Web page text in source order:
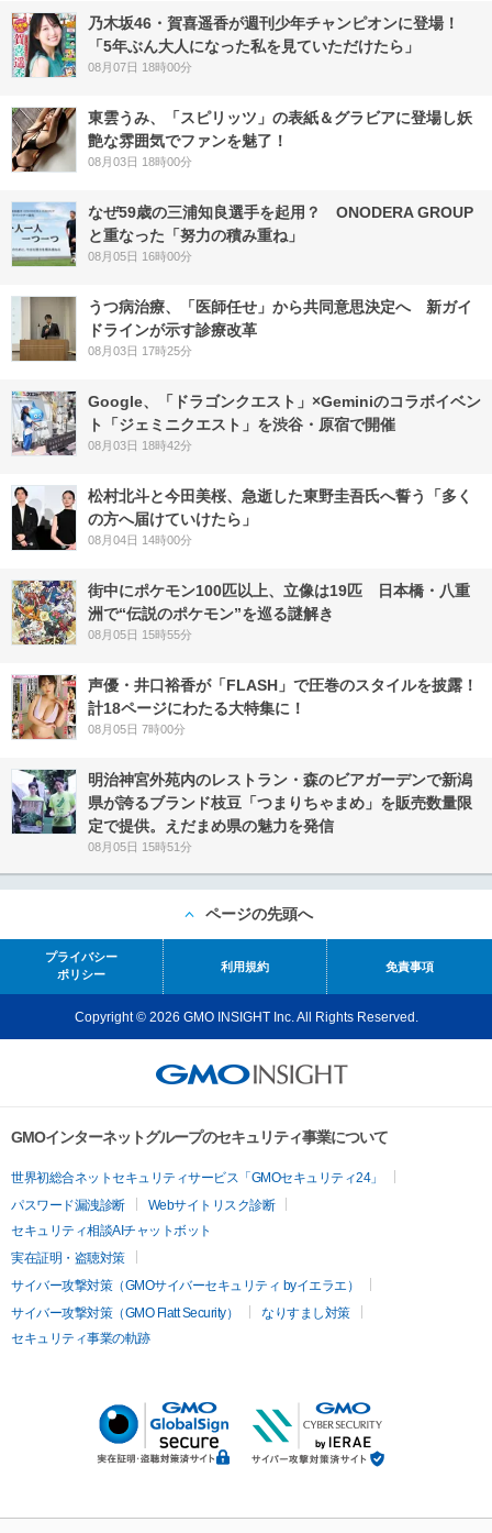
乃木坂46・賀喜遥香が週刊少年チャンピオンに登場！
「5年ぶん大人になった私を見ていただけたら」
08月07日 18時00分
東雲うみ、「スピリッツ」の表紙＆グラビアに登場し妖
艶な雰囲気でファンを魅了！
08月03日 18時00分
なぜ59歳の三浦知良選手を起用？ ONODERA GROUP
と重なった「努力の積み重ね」
08月05日 16時00分
うつ病治療、「医師任せ」から共同意思決定へ 新ガイ
ドラインが示す診療改革
08月03日 17時25分
Google、「ドラゴンクエスト」×Geminiのコラボイベン
ト「ジェミニクエスト」を渋谷・原宿で開催
08月03日 18時42分
松村北斗と今田美桜、急逝した東野圭吾氏へ誓う「多く
の方へ届けていけたら」
08月04日 14時00分
街中にポケモン100匹以上、立像は19匹 日本橋・八重
洲で“伝説のポケモン”を巡る謎解き
08月05日 15時55分
声優・井口裕香が「FLASH」で圧巻のスタイルを披露！
計18ページにわたる大特集に！
08月05日 7時00分
明治神宮外苑内のレストラン・森のビアガーデンで新潟
県が誇るブランド枝豆「つまりちゃまめ」を販売数量限
定で提供。えだまめ県の魅力を発信
08月05日 15時51分
ページの先頭へ
プライバシー
ポリシー
利用規約 免責事項
Copyright © 2026 GMO INSIGHT Inc. All Rights Reserved.
GMOインターネットグループのセキュリティ事業について
世界初総合ネットセキュリティサービス「GMOセキュリティ24」
パスワード漏洩診断
Webサイトリスク診断
セキュリティ相談AIチャットボット
実在証明・盗聴対策
サイバー攻撃対策（GMOサイバーセキュリティ byイエラエ）
サイバー攻撃対策（GMO Flatt Security）
なりすまし対策
セキュリティ事業の軌跡